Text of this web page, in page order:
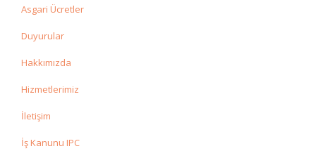
Asgari Ücretler
Duyurular
Hakkımızda
Hizmetlerimiz
İletişim
İş Kanunu IPC